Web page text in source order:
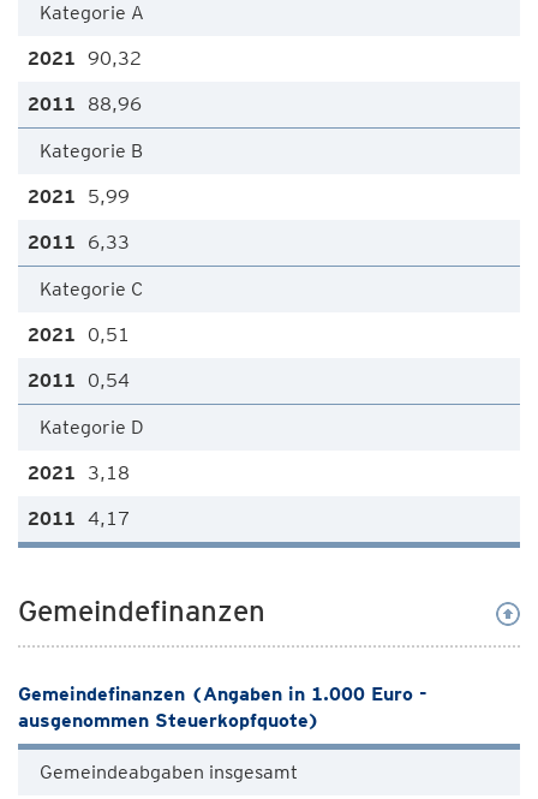
Kategorie A
90,32
88,96
Kategorie B
5,99
6,33
Kategorie C
0,51
0,54
Kategorie D
3,18
4,17
Gemeindefinanzen
Gemeindefinanzen (Angaben in 1.000 Euro -
ausgenommen Steuerkopfquote)
Gemeindeabgaben insgesamt